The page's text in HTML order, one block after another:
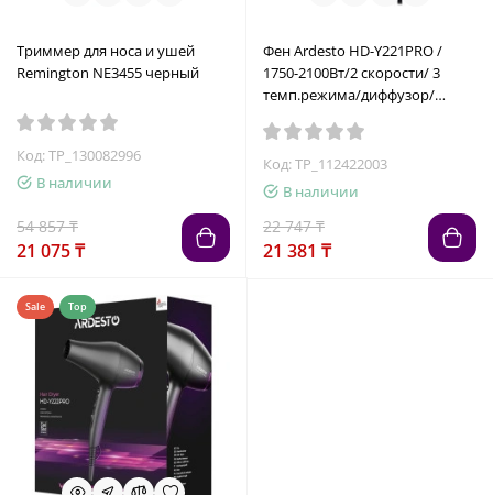
Триммер для носа и ушей
Remington NE3455 черный
Код: TP_130082996
В наличии
54 857 ₸
21 075 ₸
Фен Ardesto HD-Y221PRO /
1750-2100Вт/2 скорости/ 3
темп.режима/диффузор/
Код: TP_112422003
В наличии
22 747 ₸
21 381 ₸
Sale Top